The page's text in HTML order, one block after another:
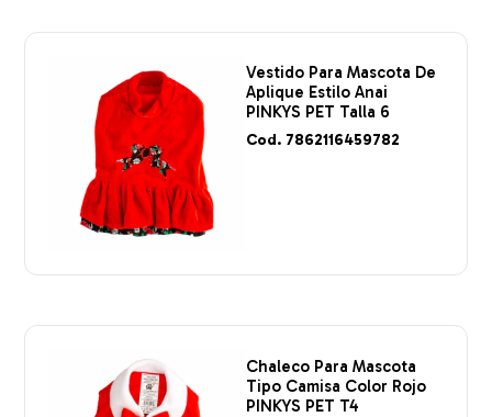
Vestido Para Mascota De
Aplique Estilo Anai
PINKYS PET Talla 6
Cod. 7862116459782
Chaleco Para Mascota
Tipo Camisa Color Rojo
PINKYS PET T4